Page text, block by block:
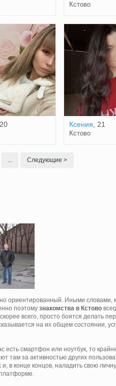
Кстово
20 Ксения , 21
Кстово
... Следующие >
ориентированный. Иными словами,
поэтому знакомства в Кстово
всего, просто боятся делать
на их общем состоянии,
есть смартфон или ноутбук, то
там за активностью других
в конце концов, наладить свою